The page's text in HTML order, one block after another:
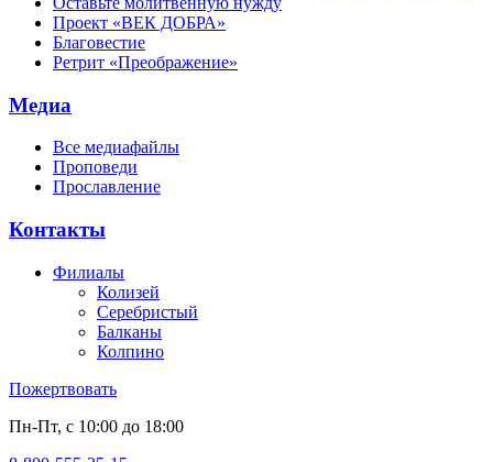
Проект «ВЕК ДОБРА»
Благовестие
Ретрит «Преображение»
Медиа
Все медиафайлы
Проповеди
Прославление
Контакты
Филиалы
Колизей
Серебристый
Балканы
Колпино
Пожертвовать
Пн-Пт, с 10:00 до 18:00